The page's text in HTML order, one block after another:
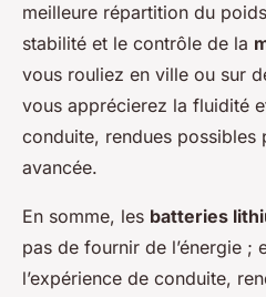
meilleure répartition du
stabilité et le contrôle de la
vous rouliez en ville ou sur
vous apprécierez la fluidité
conduite, rendues possibles
avancée.
En somme, les batteries
pas de fournir de l’énergie ;
l’expérience de conduite,